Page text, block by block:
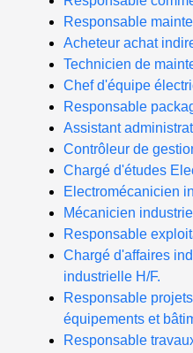
Responsable
Acheteur achat
Technicien de
Chef d'équipe
Responsable
Assistant
Contrôleur de
Chargé d'études
Electromécanicien
Mécanicien
Responsable
Chargé d'affaires
industrielle H/F.
Responsable
équipements et
Responsable